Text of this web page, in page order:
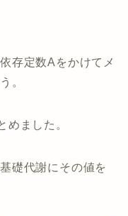
存定数Aをかけてメ
。
めました。
礎代謝にその値を